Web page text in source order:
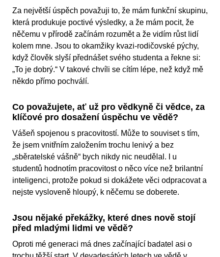
Za největší úspěch považuji to, že mám funkční skupinu,
která produkuje poctivé výsledky, a že mám pocit, že
něčemu v přírodě začínám rozumět a že vidím růst lidí
kolem mne. Jsou to okamžiky kvazi-rodičovské pýchy,
když člověk slyší přednášet svého studenta a řekne si:
„To je dobrý.“ V takové chvíli se cítím lépe, než když mě
někdo přímo pochválí.
Co považujete, ať už pro vědkyně či vědce, za
klíčové pro dosažení úspěchu ve vědě?
Vášeň spojenou s pracovitostí. Může to souviset s tím,
že jsem vnitřním založením trochu lenivý a bez
„sběratelské vášně“ bych nikdy nic neudělal. I u
studentů hodnotím pracovitost o něco více než brilantní
inteligenci, protože pokud si dokážete věci odpracovat a
nejste vysloveně hloupý, k něčemu se doberete.
Jsou nějaké překážky, které dnes nově stojí
před mladými lidmi ve vědě?
Oproti mé generaci má dnes začínající badatel asi o